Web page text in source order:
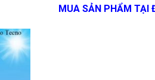
MUA SẢN PHẨM TẠI